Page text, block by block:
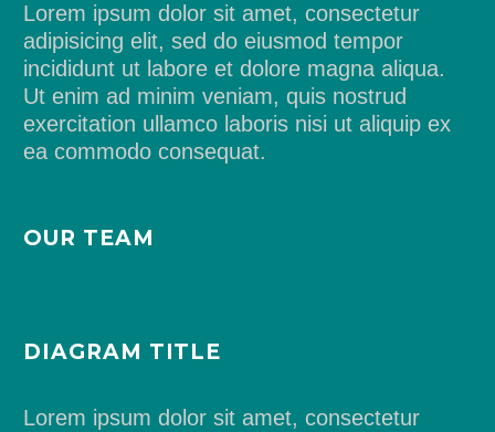
Lorem ipsum dolor sit amet, consectetur
adipisicing elit, sed do eiusmod tempor
incididunt ut labore et dolore magna aliqua.
Ut enim ad minim veniam, quis nostrud
exercitation ullamco laboris nisi ut aliquip ex
ea commodo consequat.
OUR TEAM
DIAGRAM TITLE
Lorem ipsum dolor sit amet, consectetur